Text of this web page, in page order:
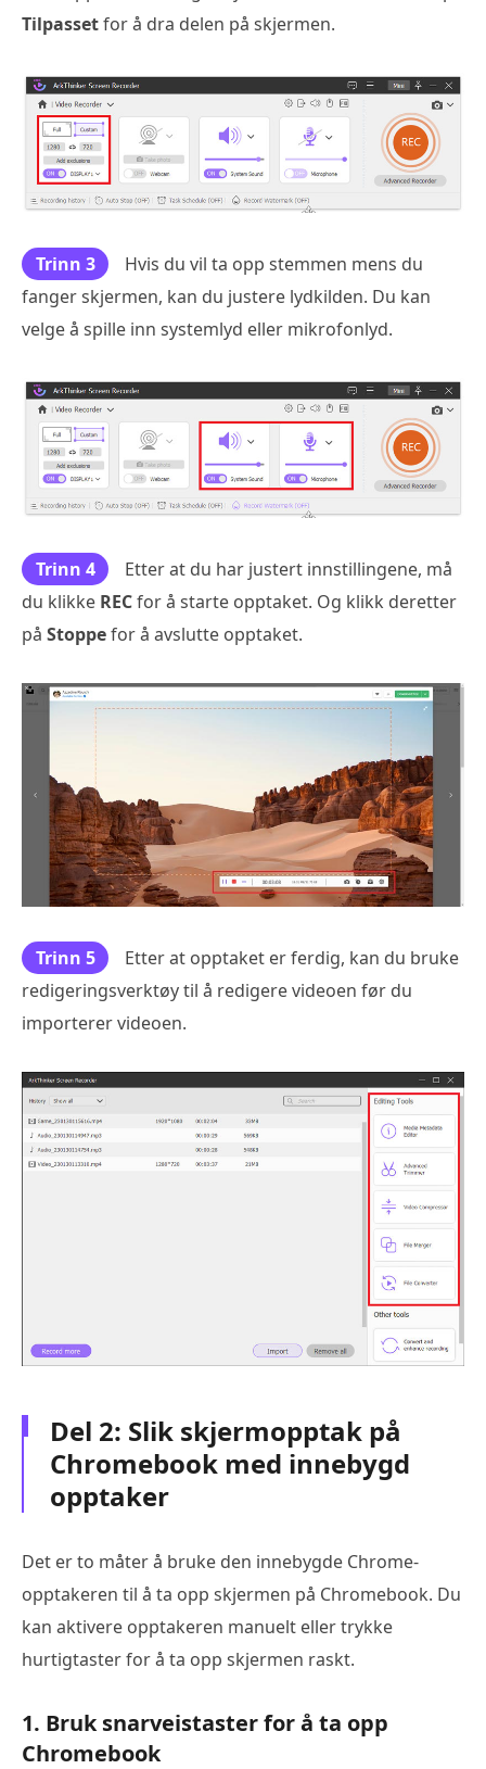
Tilpassetfor å dra delen på skjermen.
Trinn 3
Hvis du vil ta opp stemmen mens du
fanger skjermen, kan du justere lydkilden. Du kan
velge å spille inn systemlyd eller mikrofonlyd.
Trinn 4
Etter at du har justert innstillingene, må
du klikke RECfor å starte opptaket. Og klikk deretter
på Stoppefor å avslutte opptaket.
Trinn 5
Etter at opptaket er ferdig, kan du bruke
redigeringsverktøy til å redigere videoen før du
importerer videoen.
Del 2: Slik skjermopptak på
Chromebook med innebygd
opptaker
Det er to måter å bruke den innebygde Chrome-
opptakeren til å ta opp skjermen på Chromebook. Du
kan aktivere opptakeren manuelt eller trykke
hurtigtaster for å ta opp skjermen raskt.
1. Bruk snarveistaster for å ta opp
Chromebook